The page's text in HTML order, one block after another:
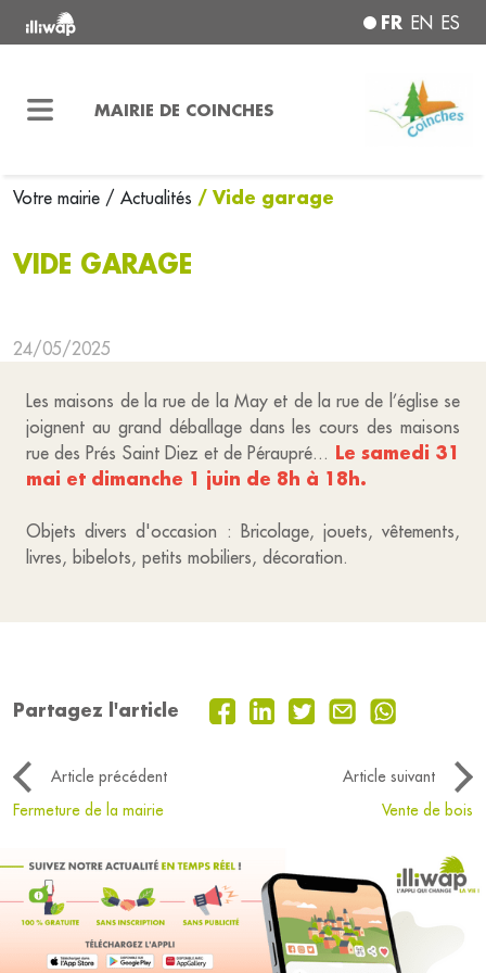
FR EN ES
MAIRIE DE COINCHES
Votre mairie / Actualités / Vide garage
VIDE GARAGE
24/05/2025
Les maisons de la rue de la May et de la rue de l’église se
joignent au grand déballage dans les cours des maisons
rue des Prés Saint Diez et de Péraupré... Le samedi 31
mai et dimanche 1 juin de 8h à 18h.
Objets divers d'occasion : Bricolage, jouets, vêtements,
livres, bibelots, petits mobiliers, décoration.
Partagez l'article
Article précédent
Article suivant
Fermeture de la mairie
Vente de bois